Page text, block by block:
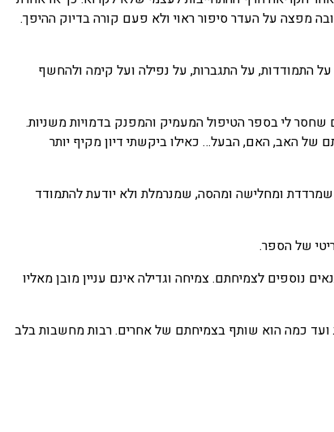
מפצה על העדר סיפור ראוי ולא פעם קורה בדיוק ההיפך.
התמודדות, על התגברות, על נפילה ועל קימה ולהחשף
לי בספר הטיפול המעמיק והמפנק בדמויות משניות.
של האב, האם, הבעל… כאילו ביקשתי דיון מקיף יותר
ומחלישה ומהסה, שמנרמלת ולא יודעת להתמודד
של הספר.
לצמיחתם. צמיחה וגדילה אינם עניין מובן מאליו
ועד כמה הוא שותף בצמיחתם של אחרים. רבות מחשבות בלב